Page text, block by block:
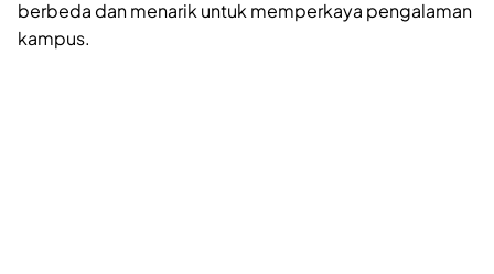
berbeda dan menarik untuk memperkaya pengalaman
kampus.